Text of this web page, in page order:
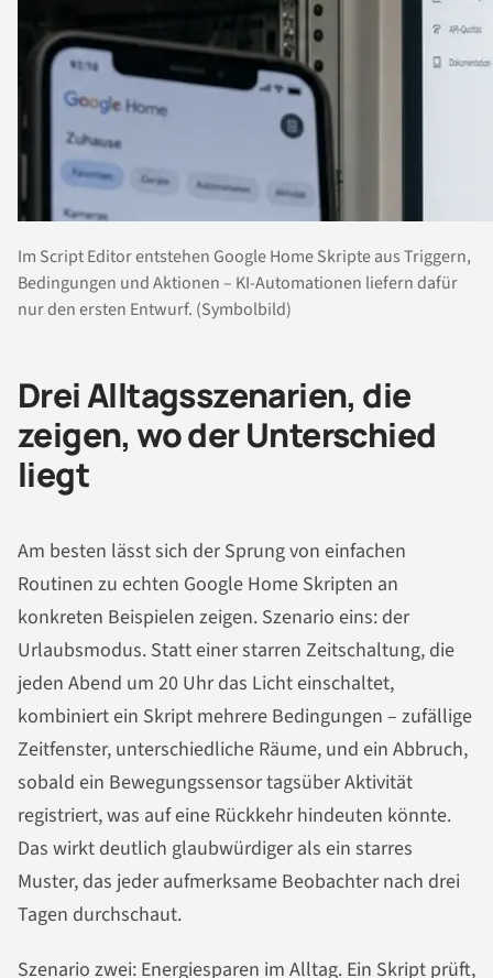
Im Script Editor entstehen Google Home Skripte aus Triggern,
Bedingungen und Aktionen – KI-Automationen liefern dafür
nur den ersten Entwurf. (Symbolbild)
Drei Alltagsszenarien, die
zeigen, wo der Unterschied
liegt
Am besten lässt sich der Sprung von einfachen
Routinen zu echten Google Home Skripten an
konkreten Beispielen zeigen. Szenario eins: der
Urlaubsmodus. Statt einer starren Zeitschaltung, die
jeden Abend um 20 Uhr das Licht einschaltet,
kombiniert ein Skript mehrere Bedingungen – zufällige
Zeitfenster, unterschiedliche Räume, und ein Abbruch,
sobald ein Bewegungssensor tagsüber Aktivität
registriert, was auf eine Rückkehr hindeuten könnte.
Das wirkt deutlich glaubwürdiger als ein starres
Muster, das jeder aufmerksame Beobachter nach drei
Tagen durchschaut.
Szenario zwei: Energiesparen im Alltag. Ein Skript prüft,